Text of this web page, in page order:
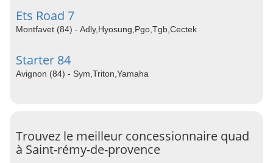
Ets Road 7
Montfavet (84) - Adly,Hyosung,Pgo,Tgb,Cectek
Starter 84
Avignon (84) - Sym,Triton,Yamaha
Trouvez le meilleur concessionnaire quad
à Saint-rémy-de-provence